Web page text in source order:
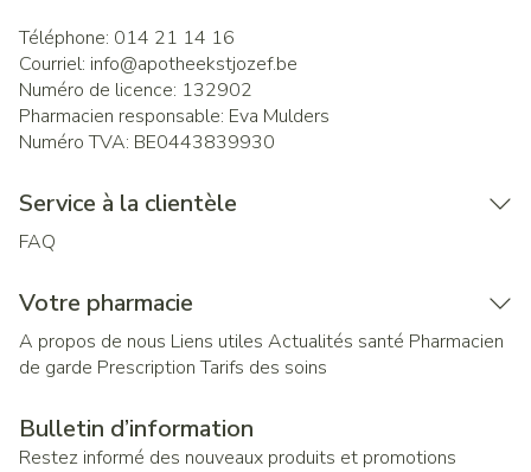
Téléphone: 014 21 14 16
Courriel: info@apotheekstjozef.be
Numéro de licence: 132902
Pharmacien responsable: Eva Mulders
Numéro TVA: BE0443839930
Service à la clientèle
FAQ
Votre pharmacie
A propos de nous Liens utiles Actualités santé Pharmacien
de garde Prescription Tarifs des soins
Bulletin d’information
Restez informé des nouveaux produits et promotions